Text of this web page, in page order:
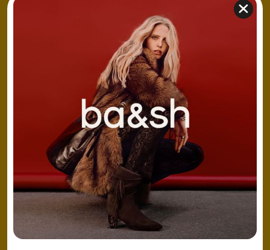
Data Platform Engineering
Migration vers le Cloud